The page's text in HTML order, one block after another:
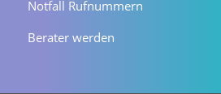
Notfall Rufnummern
Berater werden